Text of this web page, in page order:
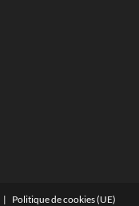
Politique de cookies (UE)